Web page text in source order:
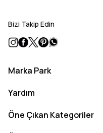
Bizi Takip Edin
Marka Park
Yardım
Öne Çıkan Kategoriler